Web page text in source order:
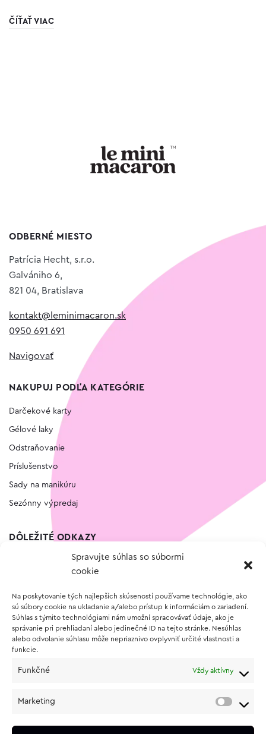
Spravujte súhlas so súbormi
cookie
Na poskytovanie tých najlepších skúseností používame technológie, ako
sú súbory cookie na ukladanie a/alebo prístup k informáciám o zariadení.
Súhlas s týmito technológiami nám umožní spracovávať údaje, ako je
správanie pri prehliadaní alebo jedinečné ID na tejto stránke. Nesúhlas
alebo odvolanie súhlasu môže nepriaznivo ovplyvniť určité vlastnosti a
funkcie.
Funkčné Vždy aktívny
Marketing
ČÍŤAŤ VIAC
ODBERNÉ MIESTO
Patrícia Hecht, s.r.o.
Galvániho 6,
821 04, Bratislava
kontakt@leminimacaron.sk
0950 691 691
Navigovať
NAKUPUJ PODĽA KATEGÓRIE
Darčekové karty
Gélové laky
Odstraňovanie
Príslušenstvo
Sady na manikúru
Sezónny výpredaj
DÔLEŽITÉ ODKAZY
Vernostný program
O NÁKUPE
Vrátenie a reklamácia tovaru